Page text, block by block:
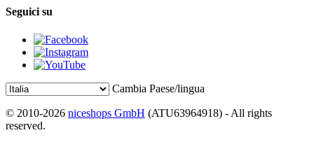
Seguici su
Cambia Paese/lingua
© 2010-2026 niceshops GmbH (ATU63964918) - All rights
reserved.